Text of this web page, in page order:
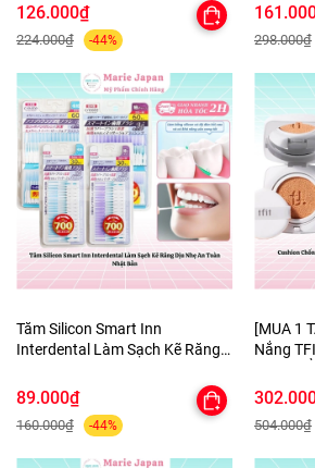
126.000₫
224.000₫ -44%
Bản
298.000₫
Tăm Silicon Smart Inn
Interdental Làm Sạch Kẽ Răng
89.000₫
160.000₫ -44%
[MUA 1
Nắng
Fit Cover
504.000₫